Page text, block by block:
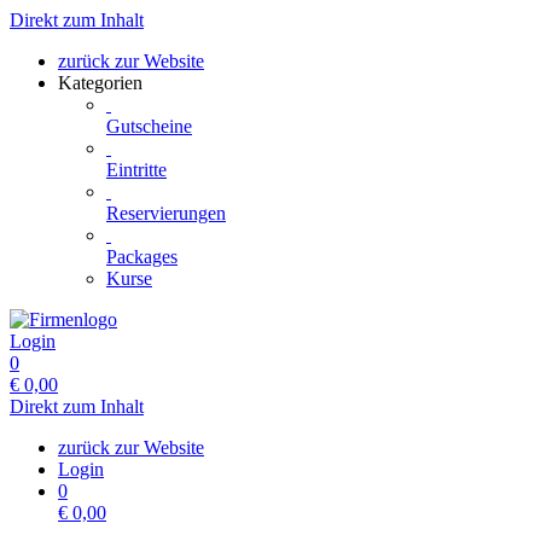
Direkt zum Inhalt
zurück zur Website
Kategorien
Gutscheine
Eintritte
Reservierungen
Packages
Kurse
Login
0
€ 0,00
Direkt zum Inhalt
zurück zur Website
Login
0
€ 0,00